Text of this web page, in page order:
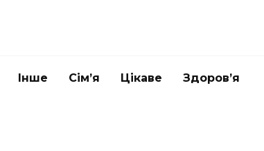
Інше Сім’я Цікаве Здоров’я